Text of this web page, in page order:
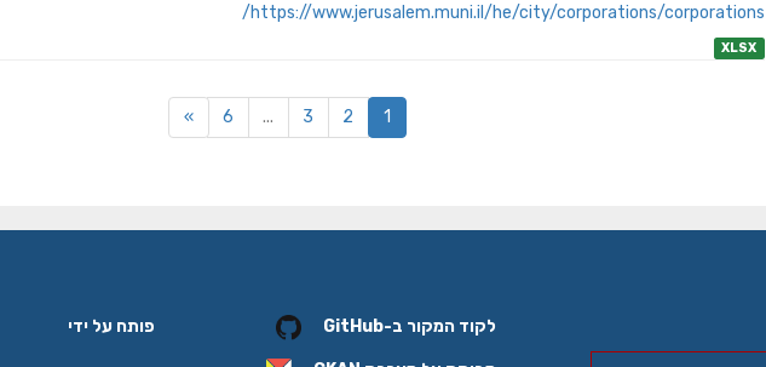
https://www.jerusalem.muni.il/he/city/corporations/corporations/
XLSX
1
2
3
...
6
»
לקוד המקור ב-GitHub פותח על ידי